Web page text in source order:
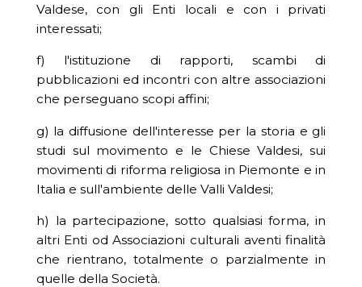
Valdese, con gli Enti locali e con i privati
interessati;
f) l'istituzione di rapporti, scambi di
pubblicazioni ed incontri con altre associazioni
che perseguano scopi affini;
g) la diffusione dell'interesse per la storia e gli
studi sul movimento e le Chiese Valdesi, sui
movimenti di riforma religiosa in Piemonte e in
Italia e sull'ambiente delle Valli Valdesi;
h) la partecipazione, sotto qualsiasi forma, in
altri Enti od Associazioni culturali aventi finalità
che rientrano, totalmente o parzialmente in
quelle della Società.